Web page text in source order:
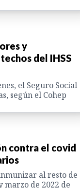
y
del IHSS
el Seguro Social
según el Cohep
contra el covid
al resto de
de 2022 de